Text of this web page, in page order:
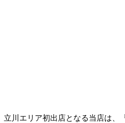
立川エリア初出店となる当店は、